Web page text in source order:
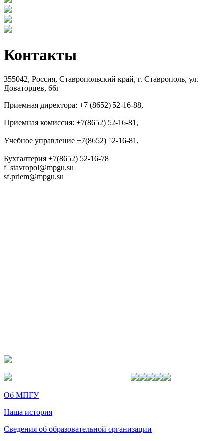
Контакты
355042, Россия, Ставропольский край, г. Ставрополь, ул.
Доваторцев, 66г
Приемная директора: +7 (8652) 52-16-88,
Приемная комиссия: +7(8652) 52-16-81,
Учебное управление +7(8652) 52-16-81,
Бухгалтерия +7(8652) 52-16-78
f_stavropol@mpgu.su
sf.priem@mpgu.su
Об МПГУ
Наша история
Сведения об образовательной организации